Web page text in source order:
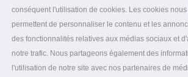
conséquent l'utilisation de cookies. Les cookies nous
permettent de personnaliser le contenu et les
des fonctionnalités relatives aux médias sociaux et
notre trafic. Nous partageons également des
l'utilisation de notre site avec nos partenaires de